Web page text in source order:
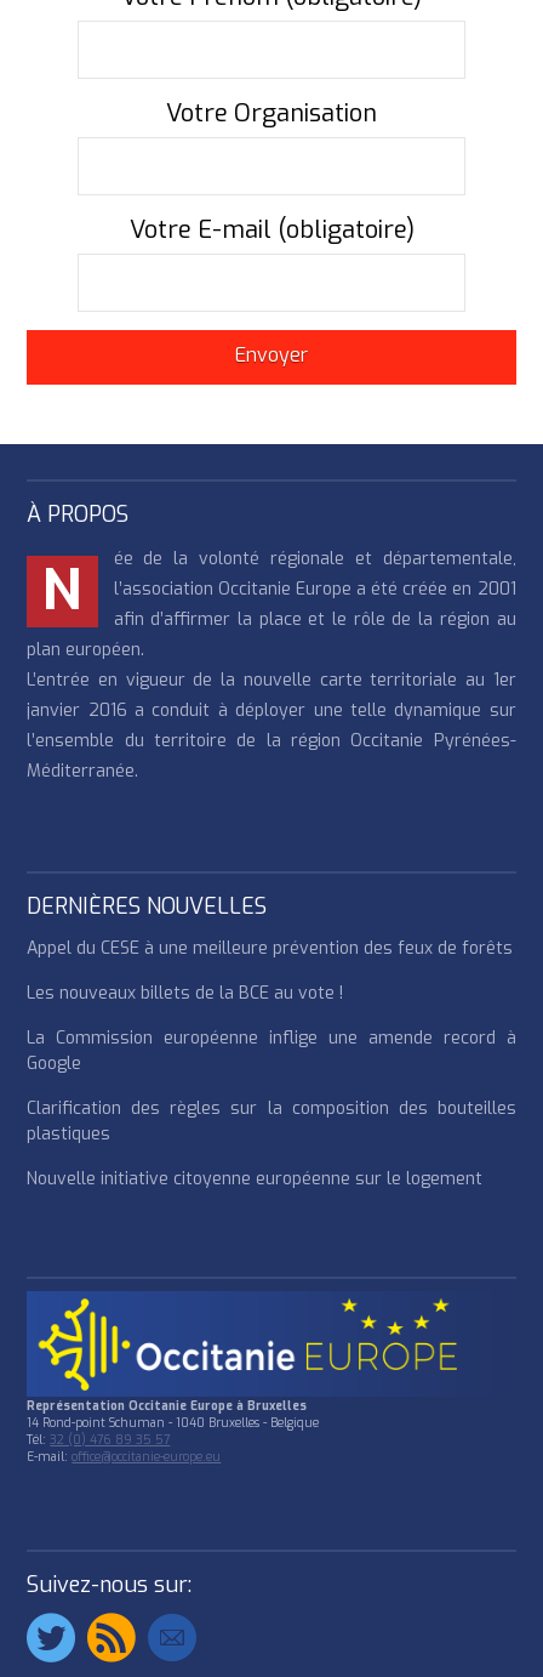
Votre Organisation
Votre E-mail (obligatoire)
À PROPOS
N
ée de la volonté régionale et départementale,
l’association Occitanie Europe a été créée en 2001
afin d’affirmer la place et le rôle de la région au
plan européen.
L’entrée en vigueur de la nouvelle carte territoriale au 1er
janvier 2016 a conduit à déployer une telle dynamique sur
l’ensemble du territoire de la région Occitanie Pyrénées-
Méditerranée.
DERNIÈRES NOUVELLES
Appel du CESE à une meilleure prévention des feux de forêts
Les nouveaux billets de la BCE au vote !
La Commission européenne inflige une amende record à
Google
Clarification des règles sur la composition des bouteilles
plastiques
Nouvelle initiative citoyenne européenne sur le logement
Représentation Occitanie Europe à Bruxelles
14 Rond-point Schuman - 1040 Bruxelles - Belgique
Tél:32 (0) 476 89 35 57
E-mail:office@occitanie-europe.eu
Suivez-nous sur: